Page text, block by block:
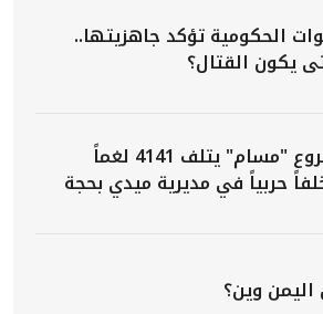
الحكومية تؤكد جاهزيتها..
يكون القتال؟
مشروع "مسام" يتلف 4141 لغماً
حربياً في مديرية ميدي بحجة
اليمن وين؟